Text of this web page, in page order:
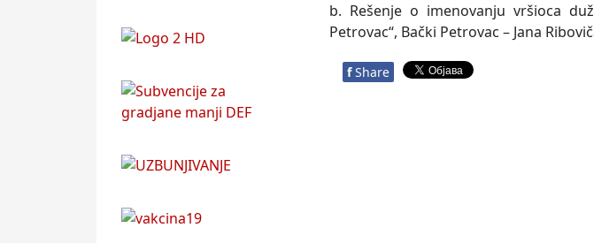
b. Rešenje o imenovanju vršioca
Petrovac“, Bački Petrovac – Jana
f Share